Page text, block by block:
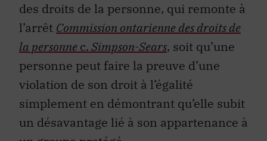
des droits de la personne, qui remonte à
l’arrêt Commission ontarienne des droits de
la personnec.Simpson-Sears, soit qu’une
personne peut faire la preuve d’une
violation de son droit à l’égalité
simplement en démontrant qu’elle subit
un désavantage lié à son appartenance à